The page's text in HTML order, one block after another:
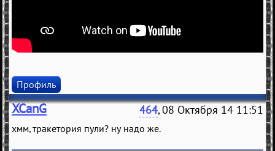
Профиль
XCanG 464, 08 Октября 14 11:51
хмм, тракетория пули? ну надо же.